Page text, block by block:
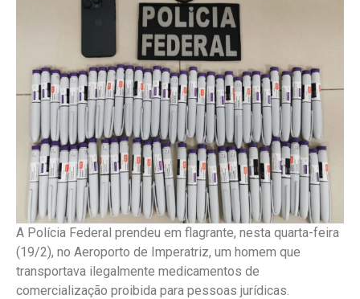
A Polícia Federal prendeu em flagrante, nesta quarta-feira
(19/2), no Aeroporto de Imperatriz, um homem que
transportava ilegalmente medicamentos de
comercialização proibida para pessoas jurídicas.